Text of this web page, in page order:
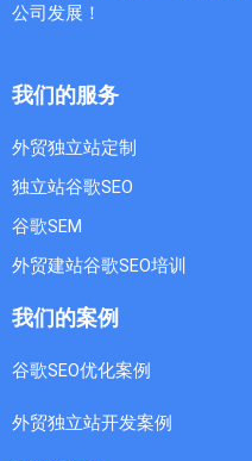
公司发展！
我们的服务
外贸独立站定制
独立站谷歌SEO
谷歌SEM
外贸建站谷歌SEO培训
我们的案例
谷歌SEO优化案例
外贸独立站开发案例